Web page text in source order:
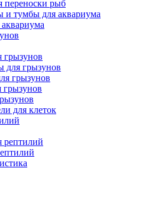
переноски рыб
и тумбы для аквариума
грызунов
для грызунов
грызунов
грызунов
для клеток
рептилий